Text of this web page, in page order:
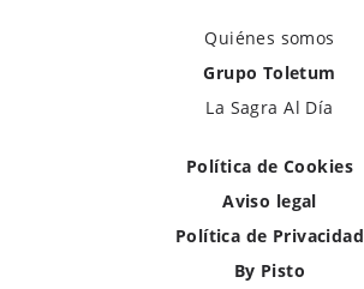
Quiénes somos
Grupo Toletum
La Sagra Al Día
Política de Cookies
Aviso legal
Política de Privacidad
By Pisto